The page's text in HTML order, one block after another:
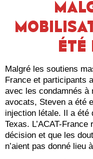
ÉTÉ
Malgré les soutiens
France et participants
avec les condamnés à
avocats, Steven a été
injection létale. Il a été
Texas. L’ACAT-
décision et que les
n’aient pas donné lieu